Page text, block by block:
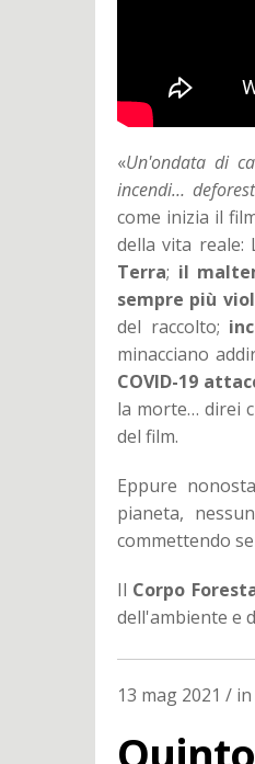
«Un'ondata di
incendi…
come inizia il
della vita reale:
Terra; il
sempre più
del raccolto;
minacciano
COVID-19
la morte… direi
del film.
Eppure
pianeta,
commettendo
Il Corpo
dell'ambiente e
13 mag 2021 / in